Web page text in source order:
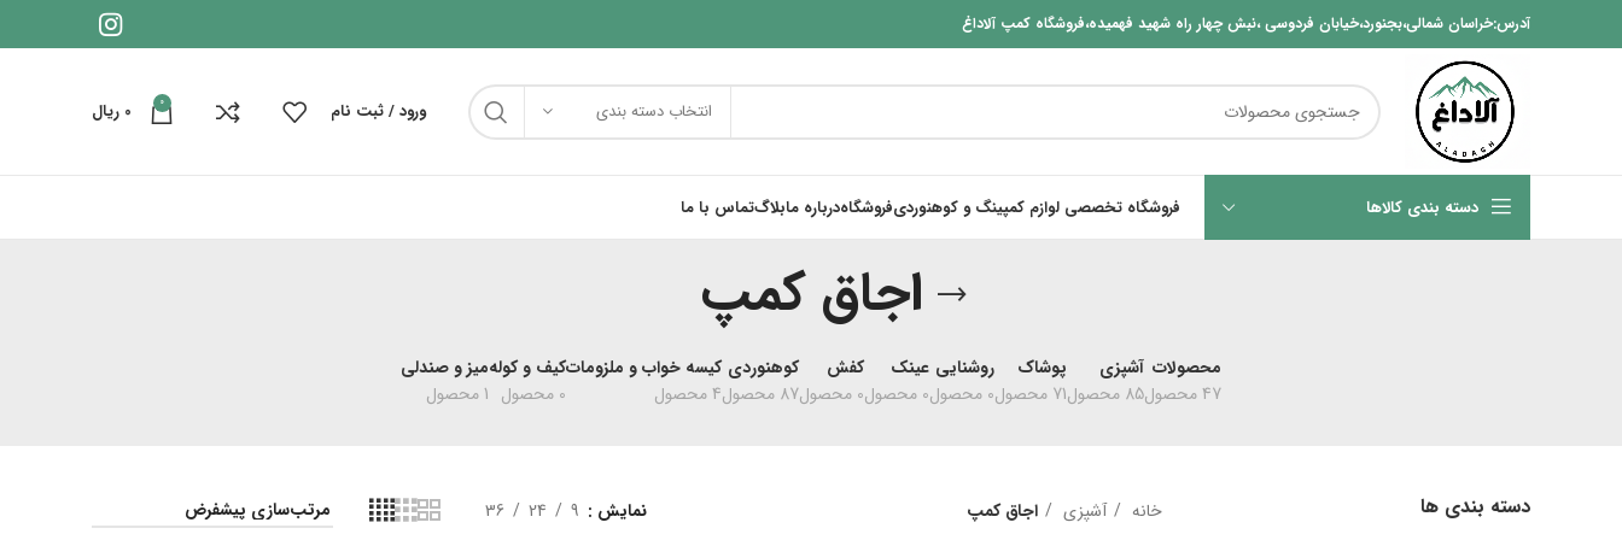
آدرس:خراسان شمالی،بجنورد،خیابان فردوسی ،نبش چهار راه شهید فهمیده،فروشگاه کمپ آلاداغ
انتخاب دسته بندی ورود / ثبت نام 0
0 ریال
دسته بندی کالاها فروشگاه تخصصی لوازم کمپینگ و کوهنوردیفروشگاهدرباره مابلاگتماس با ما
اجاق کمپ
محصولات
47 محصول
آشپزی
85 محصول
پوشاک
71 محصول
روشنایی
0 محصول
عینک
0 محصول
کفش
0 محصول
کوهنوردی
87 محصول
کیسه خواب و ملزومات
4 محصول
کیف و کوله
0 محصول
میز و صندلی
1 محصول
دسته بندی ها خانه آشپزی اجاق کمپ نمایش 9
24
36